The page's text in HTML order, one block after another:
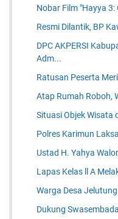
Nobar Film "Hayya
Resmi Dilantik, BP
DPC AKPERSI
Adm...
Ratusan Peserta
Atap Rumah Roboh,
Situasi Objek Wisata
Polres Karimun
Ustad H. Yahya
Lapas Kelas ll A
Warga Desa
Dukung